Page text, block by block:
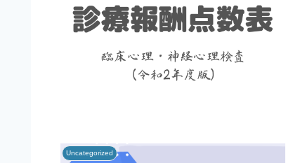
Uncategorized